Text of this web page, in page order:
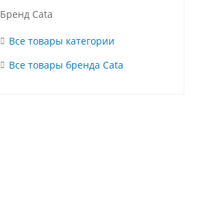
Бренд Cata
Все товары категории
Все товары бренда Cata